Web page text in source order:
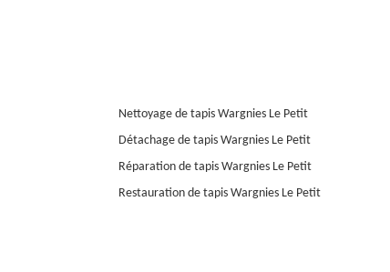
Nettoyage de tapis Wargnies Le Petit
Détachage de tapis Wargnies Le Petit
Réparation de tapis Wargnies Le Petit
Restauration de tapis Wargnies Le Petit